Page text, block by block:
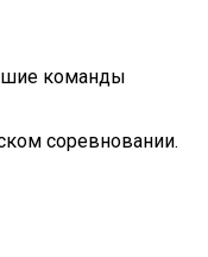
команды
соревновании.